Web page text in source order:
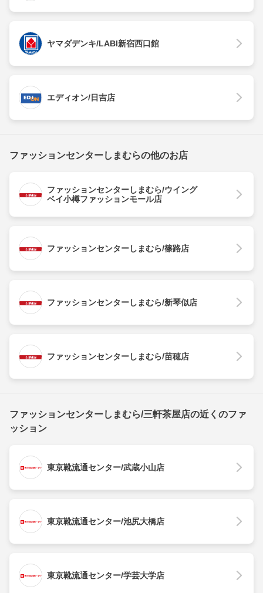
ヤマダデンキ/LABI新宿西口館
エディオン/日吉店
ファッションセンターしまむらの他のお店
ファッションセンターしまむら/ウイング
ベイ小樽ファッションモール店
ファッションセンターしまむら/篠路店
ファッションセンターしまむら/新琴似店
ファッションセンターしまむら/苗穂店
ファッションセンターしまむら/三軒茶屋店の近くのファ
ッション
東京靴流通センター/武蔵小山店
東京靴流通センター/池尻大橋店
東京靴流通センター/学芸大学店